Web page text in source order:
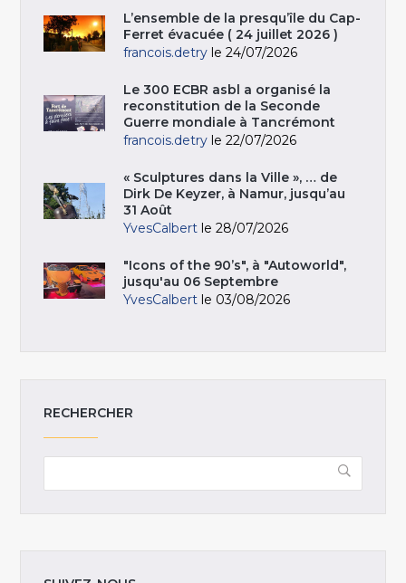
L’ensemble de la presqu’île du Cap-
Ferret évacuée ( 24 juillet 2026 )
francois.detry le 24/07/2026
Le 300 ECBR asbl a organisé la
reconstitution de la Seconde
Guerre mondiale à Tancrémont
francois.detry le 22/07/2026
« Sculptures dans la Ville », … de
Dirk De Keyzer, à Namur, jusqu’au
31 Août
YvesCalbert le 28/07/2026
"Icons of the 90’s", à "Autoworld",
jusqu'au 06 Septembre
YvesCalbert le 03/08/2026
RECHERCHER